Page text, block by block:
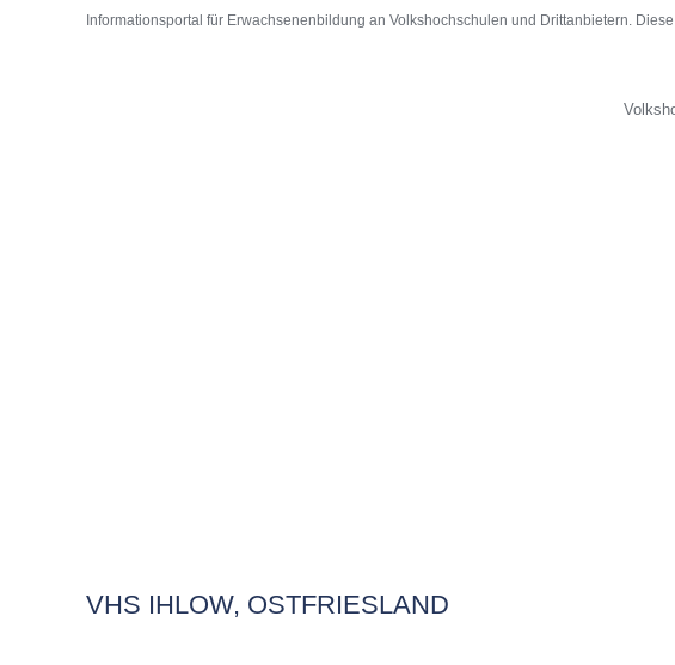
Informationsportal für Erwachsenenbildung an Volkshochschulen und Drittanbietern.
VHS IHLOW, OSTFRIESLAND